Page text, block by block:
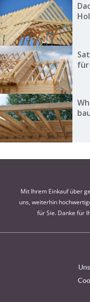
Mit Ihrem Einkauf über
uns, weiterhin
für Sie. Danke für